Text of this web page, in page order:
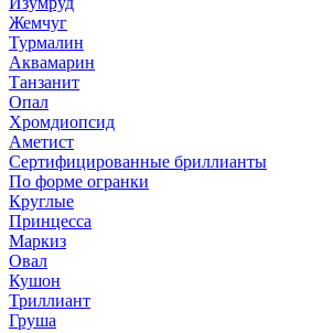
Жемчуг
Турмалин
Аквамарин
Танзанит
Опал
Хромдиопсид
Аметист
Сертифицированные бриллианты
По форме огранки
Круглые
Принцесса
Маркиз
Овал
Кушон
Триллиант
Груша